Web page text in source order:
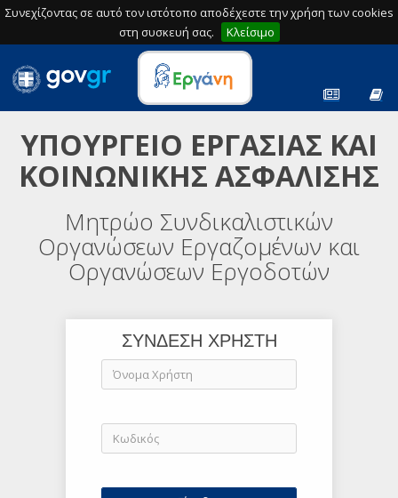
Συνεχίζοντας σε αυτό τον ιστότοπο αποδέχεστε την χρήση των cookies
στη συσκευή σας.
Κλείσιμο
ΥΠΟΥΡΓΕΙΟ ΕΡΓΑΣΙΑΣ ΚΑΙ
ΚΟΙΝΩΝΙΚΗΣ ΑΣΦΑΛΙΣΗΣ
Μητρώο Συνδικαλιστικών
Οργανώσεων Εργαζομένων και
Οργανώσεων Εργοδοτών
ΣΥΝΔΕΣΗ ΧΡΗΣΤΗ